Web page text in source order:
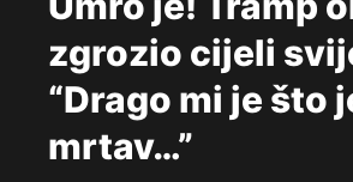
zgrozio cijeli
“Drago mi je što
mrtav…”